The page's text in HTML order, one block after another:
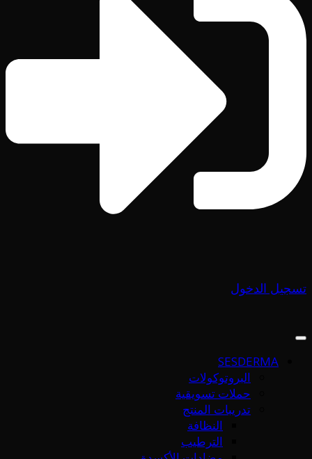
تسجيل الدخول
SESDERMA
البروتوكولات
حملات تسويقية
تدريبات المنتج
النظافة
الترطيب